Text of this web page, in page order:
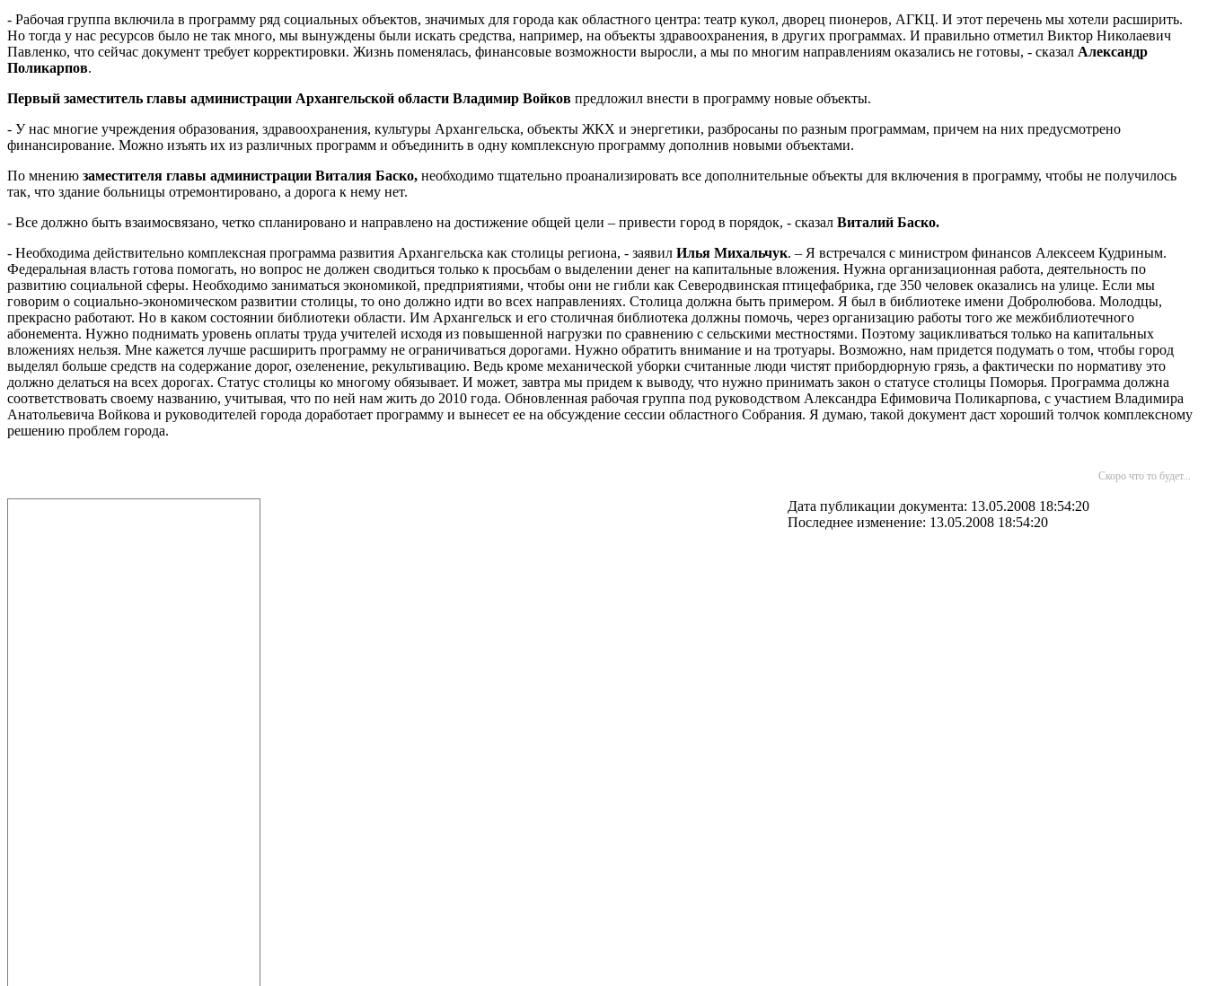
- Рабочая группа включила в программу ряд социальных объектов, значимых для города как областного центра: театр кукол, дворец пионеров, АГКЦ. И этот перечень мы хотели расширить.
Но тогда у нас ресурсов было не так много, мы вынуждены были искать средства, например, на объекты здравоохранения, в других программах. И правильно отметил Виктор Николаевич
Павленко, что сейчас документ требует корректировки. Жизнь поменялась, финансовые возможности выросли, а мы по многим направлениям оказались не готовы, - сказал Александр
Поликарпов.
Первый заместитель главы администрации Архангельской области Владимир Войков предложил внести в программу новые объекты.
- У нас многие учреждения образования, здравоохранения, культуры Архангельска, объекты ЖКХ и энергетики, разбросаны по разным программам, причем на них предусмотрено
финансирование. Можно изъять их из различных программ и объединить в одну комплексную программу дополнив новыми объектами.
По мнению заместителя главы администрации Виталия Баско, необходимо тщательно проанализировать все дополнительные объекты для включения в программу, чтобы не получилось
так, что здание больницы отремонтировано, а дорога к нему нет.
- Все должно быть взаимосвязано, четко спланировано и направлено на достижение общей цели – привести город в порядок, - сказал Виталий Баско.
- Необходима действительно комплексная программа развития Архангельска как столицы региона, - заявил Илья Михальчук. – Я встречался с министром финансов Алексеем Кудриным.
Федеральная власть готова помогать, но вопрос не должен сводиться только к просьбам о выделении денег на капитальные вложения. Нужна организационная работа, деятельность по
развитию социальной сферы. Необходимо заниматься экономикой, предприятиями, чтобы они не гибли как Северодвинская птицефабрика, где 350 человек оказались на улице. Если мы
говорим о социально-экономическом развитии столицы, то оно должно идти во всех направлениях. Столица должна быть примером. Я был в библиотеке имени Добролюбова. Молодцы,
прекрасно работают. Но в каком состоянии библиотеки области. Им Архангельск и его столичная библиотека должны помочь, через организацию работы того же межбиблиотечного
абонемента. Нужно поднимать уровень оплаты труда учителей исходя из повышенной нагрузки по сравнению с сельскими местностями. Поэтому зацикливаться только на капитальных
вложениях нельзя. Мне кажется лучше расширить программу не ограничиваться дорогами. Нужно обратить внимание и на тротуары. Возможно, нам придется подумать о том, чтобы город
выделял больше средств на содержание дорог, озеленение, рекультивацию. Ведь кроме механической уборки считанные люди чистят прибордюрную грязь, а фактически по нормативу это
должно делаться на всех дорогах. Статус столицы ко многому обязывает. И может, завтра мы придем к выводу, что нужно принимать закон о статусе столицы Поморья. Программа должна
соответствовать своему названию, учитывая, что по ней нам жить до 2010 года. Обновленная рабочая группа под руководством Александра Ефимовича Поликарпова, с участием Владимира
Анатольевича Войкова и руководителей города доработает программу и вынесет ее на обсуждение сессии областного Собрания. Я думаю, такой документ даст хороший толчок комплексному
решению проблем города.
Скоро что то будет...
Дата публикации документа: 13.05.2008 18:54:20
Последнее изменение: 13.05.2008 18:54:20